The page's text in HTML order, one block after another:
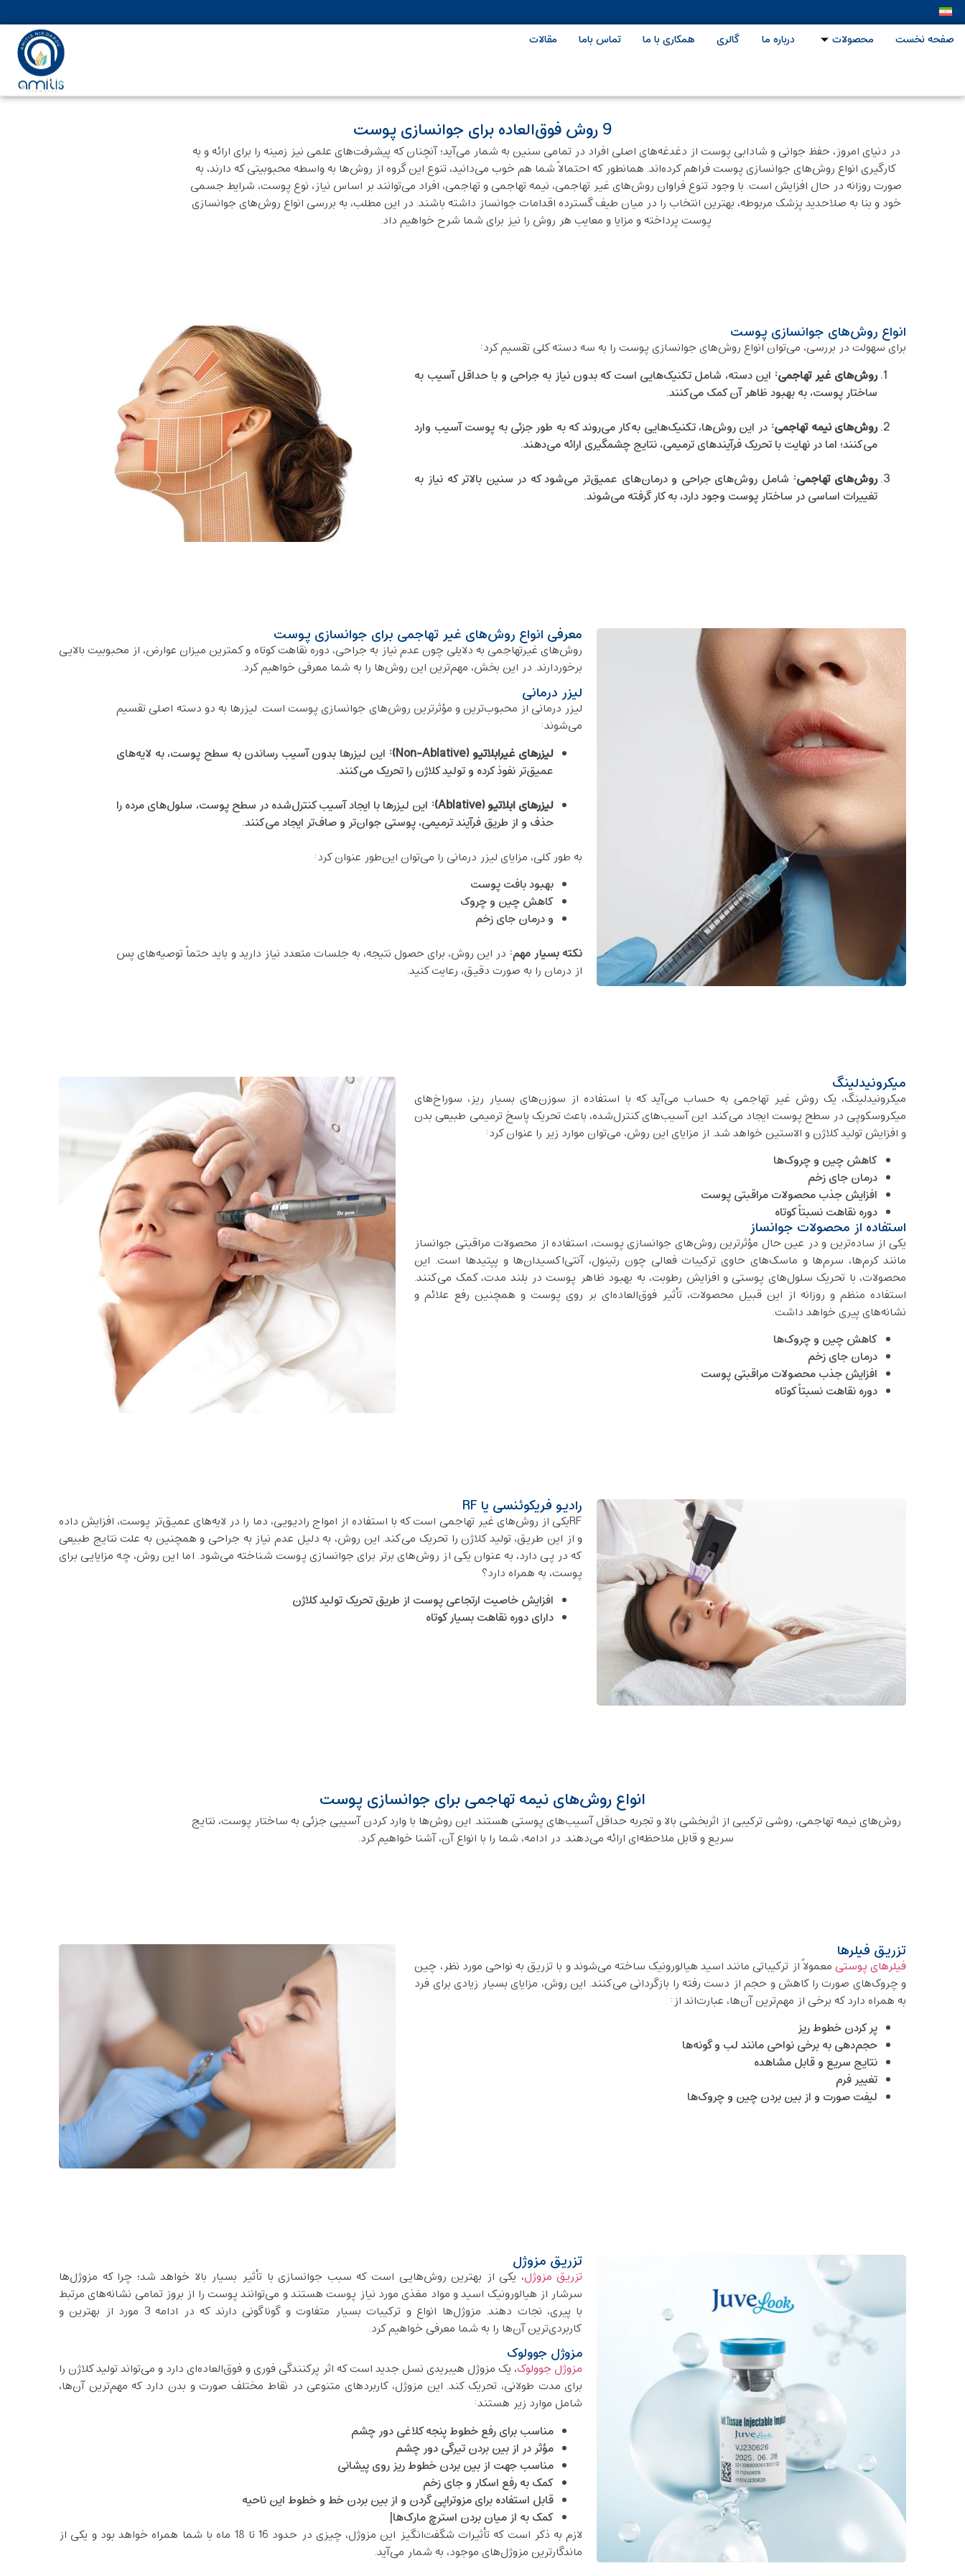
صفحه نخست محصولات درباره ما گالری همکاری با ما تماس باما مقالات
9 روش فوق‌العاده برای جوانسازی پوست
در دنیای امروز، حفظ جوانی و شادابی پوست از دغدغه‌های اصلی افراد در تمامی سنین به ‌شمار می‌آید؛ آنچنان که پیشرفت‌های علمی نیز زمینه را برای ارائه و به
کارگیری انواع روش‌های جوانسازی پوست فراهم کرده‌اند. همانطور که احتمالاً شما هم خوب می‌دانید، تنوع این گروه از روش‌ها به واسطه محبوبیتی که دارند، به
صورت روزانه در حال افزایش است. با وجود تنوع فراوان روش‌های غیر تهاجمی، نیمه ‌تهاجمی و تهاجمی، افراد می‌توانند بر اساس نیاز، نوع پوست، شرایط جسمی
خود و بنا به صلاحدید پزشک مربوطه، بهترین انتخاب را در میان طیف گسترده اقدامات جوانساز داشته باشند. در این مطلب، به بررسی انواع روش‌های جوانسازی
پوست پرداخته و مزایا و معایب هر روش را نیز برای شما شرح خواهیم داد.
انواع روش‌های جوانسازی پوست
برای سهولت در بررسی، می‌توان انواع روش‌های جوانسازی پوست را به سه دسته کلی تقسیم کرد:
روش‌های غیر تهاجمی: این دسته، شامل تکنیک‌هایی است که بدون نیاز به جراحی و با حداقل آسیب به
ساختار پوست، به بهبود ظاهر آن کمک می‌کنند.
روش‌های نیمه‌ تهاجمی: در این روش‌ها، تکنیک‌هایی به‌کار می‌روند که به ‌طور جزئی به پوست آسیب وارد
می‌کنند؛ اما در نهایت با تحریک فرآیندهای ترمیمی، نتایج چشمگیری ارائه می‌دهند.
روش‌های تهاجمی: شامل روش‌های جراحی و درمان‌های عمیق‌تر می‌شود که در سنین بالاتر که نیاز به
تغییرات اساسی در ساختار پوست وجود دارد، به کار گرفته می‌شوند.
معرفی انواع روش‌های غیر تهاجمی برای جوانسازی پوست
روش‌های غیرتهاجمی به دلایلی چون عدم نیاز به جراحی، دوره نقاهت کوتاه و کمترین میزان عوارض، از محبوبیت بالایی
برخوردارند. در این بخش، مهم‌ترین این روش‌ها را به شما معرفی خواهیم کرد.
لیزر درمانی
لیزر درمانی از محبوب‌ترین و مؤثرترین روش‌های جوانسازی پوست است. لیزرها به دو دسته اصلی تقسیم
می‌شوند:
لیزرهای غیرابلاتیو (Non-Ablative)
: این لیزرها بدون آسیب رساندن به سطح پوست، به لایه‌های
عمیق‌تر نفوذ کرده و تولید کلاژن را تحریک می‌کنند.
لیزرهای ابلاتیو(Ablative)
: این لیزرها با ایجاد آسیب کنترل‌شده در سطح پوست، سلول‌های مرده را
حذف و از طریق فرآیند ترمیمی، پوستی جوان‌تر و صاف‌تر ایجاد می‌کنند.
به طور کلی، مزایای لیزر درمانی را می‌توان این‌طور عنوان کرد:
بهبود بافت پوست
کاهش چین و چروک
و درمان جای زخم
نکته بسیار مهم: در این روش، برای حصول نتیجه، به جلسات متعدد نیاز دارید و باید حتماً توصیه‌های پس
از درمان را به صورت دقیق، رعایت کنید.
میکرونیدلینگ
میکرونیدلینگ، یک روش غیر تهاجمی به حساب می‌آید که با استفاده از سوزن‌های بسیار ریز، سوراخ‌های
میکروسکوپی در سطح پوست ایجاد می‌کند. این آسیب‌های کنترل‌شده، باعث تحریک پاسخ ترمیمی طبیعی بدن
و افزایش تولید کلاژن و الاستین خواهد شد. از مزایای این روش، می‌توان موارد زیر را عنوان کرد:
کاهش چین و چروک‌ها
درمان جای زخم
افزایش جذب محصولات مراقبتی پوست
دوره نقاهت نسبتاً کوتاه
استفاده از محصولات جوانساز
یکی از ساده‌ترین و در عین حال مؤثرترین روش‌های جوانسازی پوست، استفاده از محصولات مراقبتی جوانساز
مانند کرم‌ها، سرم‌ها و ماسک‌های حاوی ترکیبات فعالی چون رتینول، آنتی‌اکسیدان‌ها و پپتیدها است. این
محصولات، با تحریک سلول‌های پوستی و افزایش رطوبت، به بهبود ظاهر پوست در بلند مدت، کمک می‌کنند.
استفاده منظم و روزانه از این قبیل محصولات، تأثیر فوق‌العاده‌ای بر روی پوست و همچنین رفع علائم و
نشانه‌های پیری خواهد داشت.
کاهش چین و چروک‌ها
درمان جای زخم
افزایش جذب محصولات مراقبتی پوست
دوره نقاهت نسبتاً کوتاه
رادیو فریکوئنسی یا RF
RFیکی از روش‌های غیر تهاجمی است که با استفاده از امواج رادیویی، دما را در لایه‌های عمیق‌تر پوست، افزایش داده
و از این طریق، تولید کلاژن را تحریک می‌کند. این روش، به دلیل عدم نیاز به جراحی و همچنین به علت نتایج طبیعی
که در پی دارد، به عنوان یکی از روش‌های برتر برای جوانسازی پوست شناخته می‌شود. اما این روش، چه مزایایی برای
پوست، به همراه دارد؟
افزایش خاصیت ارتجاعی پوست از طریق تحریک تولید کلاژن
دارای دوره نقاهت بسیار کوتاه
انواع روش‌های نیمه ‌تهاجمی برای جوانسازی پوست
روش‌های نیمه ‌تهاجمی، روشی ترکیبی از اثربخشی بالا و تجربه حداقل آسیب‌های پوستی هستند. این روش‌ها با وارد کردن آسیبی جزئی به ساختار پوست، نتایج
سریع‌ و قابل ملاحظه‌ای ارائه می‌دهند. در ادامه، شما را با انواع آن، آشنا خواهیم کرد.
تزریق فیلرها
فیلرهای پوستیمعمولاً از ترکیباتی مانند اسید هیالورونیک ساخته می‌شوند و با تزریق به نواحی مورد نظر، چین
و چروک‌های صورت را کاهش و حجم از دست رفته را بازگردانی می‌کنند. این روش، مزایای بسیار زیادی برای فرد
به همراه دارد که برخی از مهم‌ترین آن‌ها، عبارت‌اند از:
پر کردن خطوط ریز
حجم‌دهی به برخی نواحی مانند لب‌ و گونه‌ها
نتایج سریع و قابل مشاهده
تغییر فرم
لیفت صورت و از بین بردن چین و چروک‌ها
تزریق مزوژل
تزریق مزوژل، یکی از بهترین روش‌هایی است که سبب جوانسازی با تأثیر بسیار بالا خواهد شد؛ چرا که مزوژل‌ها
سرشار از هیالورونیک اسید و مواد مغذی مورد نیاز پوست هستند و می‌توانند پوست را از بروز تمامی نشانه‌های مرتبط
با پیری، نجات دهند. مزوژل‌ها انواع و ترکیبات بسیار متفاوت و گوناگونی دارند که در ادامه 3 مورد از بهترین و
کاربردی‌ترین آن‌ها را به شما معرفی خواهیم کرد.
مزوژل جوولوک
مزوژل جوولوک، یک مزوژل هیبریدی نسل جدید است که اثر پرکنندگی فوری و فوق‌‌العاده‌ای دارد و می‌تواند تولید کلاژن را
برای مدت طولانی، تحریک کند. این مزوژل، کاربردهای متنوعی در نقاط مختلف صورت و بدن دارد که مهم‌ترین آن‌ها،
شامل موارد زیر هستند:
مناسب برای رفع خطوط پنجه کلاغی دور چشم
مؤثر در از بین بردن تیرگی دور چشم
مناسب جهت از بین بردن خطوط ریز روی پیشانی
کمک به رفع اسکار و جای زخم
قابل استفاده برای مزوتراپی گردن و از بین بردن خط و خطوط این ناحیه
کمک به از میان بردن استرچ‌ مارک‌ها|
لازم به ذکر است که تأثیرات شگفت‌انگیز این مزوژل، چیزی در حدود 16 تا 18 ماه با شما همراه خواهد بود و یکی از
ماندگارترین مزوژل‌های موجود، به شمار می‌آید.